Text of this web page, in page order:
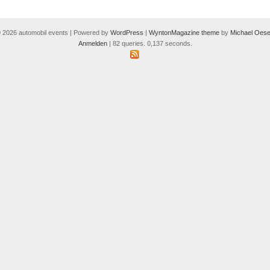
2026 automobil events | Powered by WordPress | WyntonMagazine theme by Michael
Anmelden| 82 queries. 0,137 seconds.